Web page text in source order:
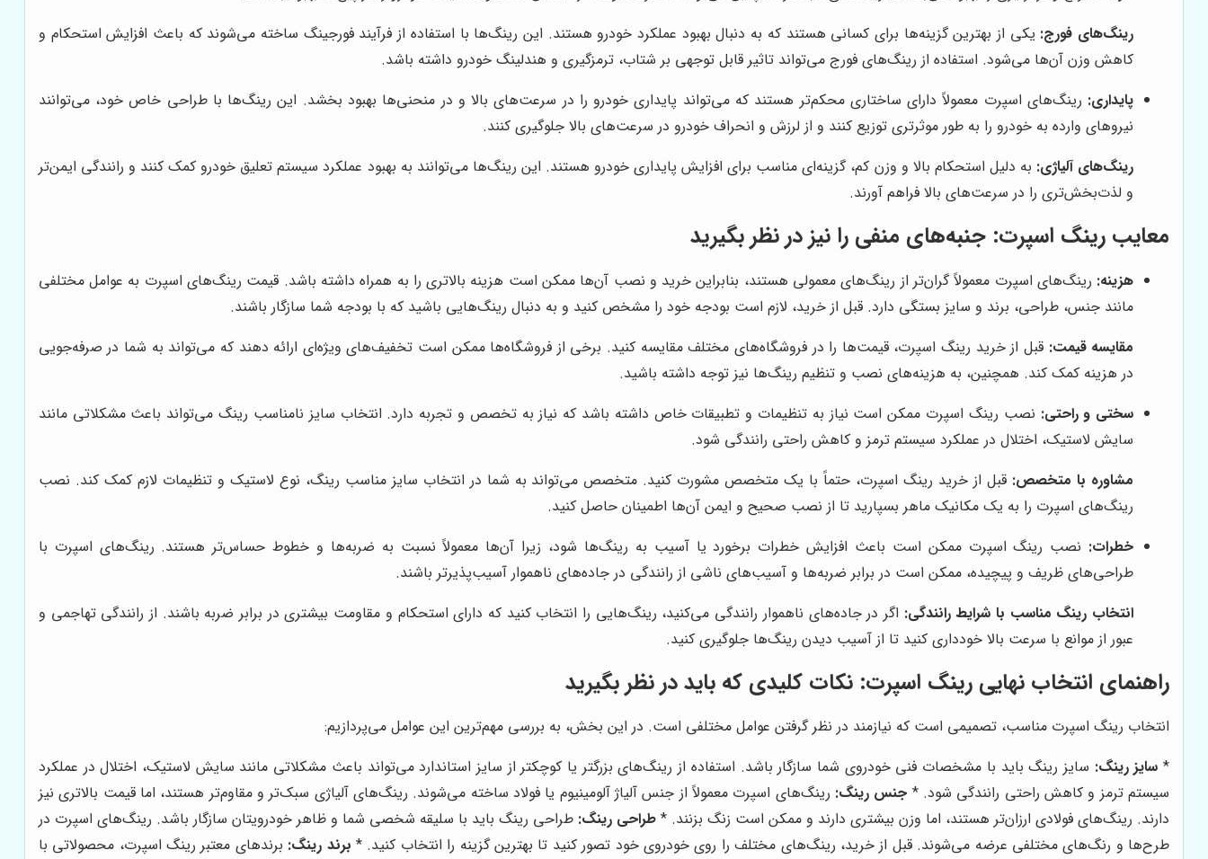
رینگ‌های فورج: یکی از بهترین گزینه‌ها برای کسانی هستند که به دنبال بهبود عملکرد خودرو هستند. این رینگ‌ها با استفاده از فرآیند فورجینگ ساخته می‌شوند که باعث افزایش استحکام و
کاهش وزن آن‌ها می‌شود. استفاده از رینگ‌های فورج می‌تواند تاثیر قابل توجهی بر شتاب، ترمزگیری و هندلینگ خودرو داشته باشد.
پایداری: رینگ‌های اسپرت معمولاً دارای ساختاری محکم‌تر هستند که می‌تواند پایداری خودرو را در سرعت‌های بالا و در منحنی‌ها بهبود بخشد. این رینگ‌ها با طراحی خاص خود، می‌توانند
نیروهای وارده به خودرو را به طور موثرتری توزیع کنند و از لرزش و انحراف خودرو در سرعت‌های بالا جلوگیری کنند.
رینگ‌های آلیاژی: به دلیل استحکام بالا و وزن کم، گزینه‌ای مناسب برای افزایش پایداری خودرو هستند. این رینگ‌ها می‌توانند به بهبود عملکرد سیستم تعلیق خودرو کمک کنند و رانندگی ایمن‌تر
و لذت‌بخش‌تری را در سرعت‌های بالا فراهم آورند.
معایب رینگ اسپرت: جنبه‌های منفی را نیز در نظر بگیرید
هزینه: رینگ‌های اسپرت معمولاً گران‌تر از رینگ‌های معمولی هستند، بنابراین خرید و نصب آن‌ها ممکن است هزینه بالاتری را به همراه داشته باشد. قیمت رینگ‌های اسپرت به عوامل مختلفی
مانند جنس، طراحی، برند و سایز بستگی دارد. قبل از خرید، لازم است بودجه خود را مشخص کنید و به دنبال رینگ‌هایی باشید که با بودجه شما سازگار باشند.
مقایسه قیمت: قبل از خرید رینگ اسپرت، قیمت‌ها را در فروشگاه‌های مختلف مقایسه کنید. برخی از فروشگاه‌ها ممکن است تخفیف‌های ویژه‌ای ارائه دهند که می‌تواند به شما در صرفه‌جویی
در هزینه کمک کند. همچنین، به هزینه‌های نصب و تنظیم رینگ‌ها نیز توجه داشته باشید.
سختی و راحتی: نصب رینگ اسپرت ممکن است نیاز به تنظیمات و تطبیقات خاص داشته باشد که نیاز به تخصص و تجربه دارد. انتخاب سایز نامناسب رینگ می‌تواند باعث مشکلاتی مانند
سایش لاستیک، اختلال در عملکرد سیستم ترمز و کاهش راحتی رانندگی شود.
مشاوره با متخصص: قبل از خرید رینگ اسپرت، حتماً با یک متخصص مشورت کنید. متخصص می‌تواند به شما در انتخاب سایز مناسب رینگ، نوع لاستیک و تنظیمات لازم کمک کند. نصب
رینگ‌های اسپرت را به یک مکانیک ماهر بسپارید تا از نصب صحیح و ایمن آن‌ها اطمینان حاصل کنید.
خطرات: نصب رینگ اسپرت ممکن است باعث افزایش خطرات برخورد یا آسیب به رینگ‌ها شود، زیرا آن‌ها معمولاً نسبت به ضربه‌ها و خطوط حساس‌تر هستند. رینگ‌های اسپرت با
طراحی‌های ظریف و پیچیده، ممکن است در برابر ضربه‌ها و آسیب‌های ناشی از رانندگی در جاده‌های ناهموار آسیب‌پذیرتر باشند.
انتخاب رینگ مناسب با شرایط رانندگی: اگر در جاده‌های ناهموار رانندگی می‌کنید، رینگ‌هایی را انتخاب کنید که دارای استحکام و مقاومت بیشتری در برابر ضربه باشند. از رانندگی تهاجمی و
عبور از موانع با سرعت بالا خودداری کنید تا از آسیب دیدن رینگ‌ها جلوگیری کنید.
راهنمای انتخاب نهایی رینگ اسپرت: نکات کلیدی که باید در نظر بگیرید
انتخاب رینگ اسپرت مناسب، تصمیمی است که نیازمند در نظر گرفتن عوامل مختلفی است. در این بخش، به بررسی مهم‌ترین این عوامل می‌پردازیم:
* سایز رینگ: سایز رینگ باید با مشخصات فنی خودروی شما سازگار باشد. استفاده از رینگ‌های بزرگتر یا کوچکتر از سایز استاندارد می‌تواند باعث مشکلاتی مانند سایش لاستیک، اختلال در عملکرد
سیستم ترمز و کاهش راحتی رانندگی شود. * جنس رینگ: رینگ‌های اسپرت معمولاً از جنس آلیاژ آلومینیوم یا فولاد ساخته می‌شوند. رینگ‌های آلیاژی سبک‌تر و مقاوم‌تر هستند، اما قیمت بالاتری نیز
دارند. رینگ‌های فولادی ارزان‌تر هستند، اما وزن بیشتری دارند و ممکن است زنگ بزنند. * طراحی رینگ: طراحی رینگ باید با سلیقه شخصی شما و ظاهر خودرویتان سازگار باشد. رینگ‌های اسپرت در
طرح‌ها و رنگ‌های مختلفی عرضه می‌شوند. قبل از خرید، رینگ‌های مختلف را روی خودروی خود تصور کنید تا بهترین گزینه را انتخاب کنید. * برند رینگ: برندهای معتبر رینگ اسپرت، محصولاتی با